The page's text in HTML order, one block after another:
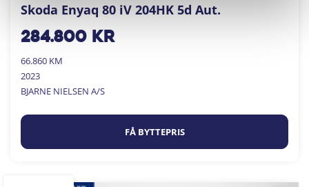
Skoda Enyaq 80 iV 204HK 5d Aut.
284.800kr
66.860 KM
2023
BJARNE NIELSEN A/S
FÅ BYTTEPRIS